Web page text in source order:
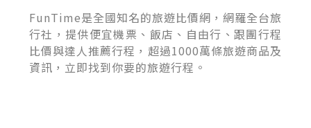
FunTime是全國知名的旅遊比價網，網羅全台旅
行社，提供便宜機票、飯店、自由行、跟團行程
比價與達人推薦行程，超過1000萬條旅遊商品及
資訊，立即找到你要的旅遊行程。